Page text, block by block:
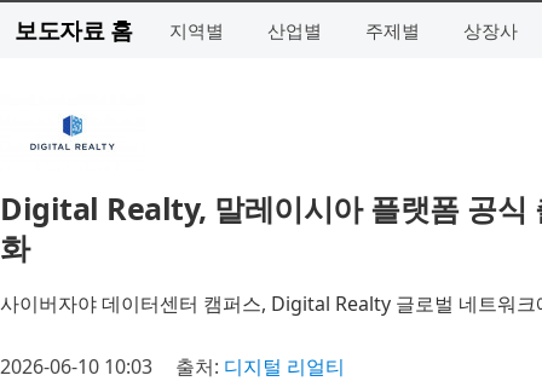
보도자료 홈 지역별 산업별 주제별 상장사
Digital Realty, 말레이시아 플랫폼 공식
화
사이버자야 데이터센터 캠퍼스, Digital Realty 글로벌 네트워
2026-06-10 10:03 출처: 디지털 리얼티